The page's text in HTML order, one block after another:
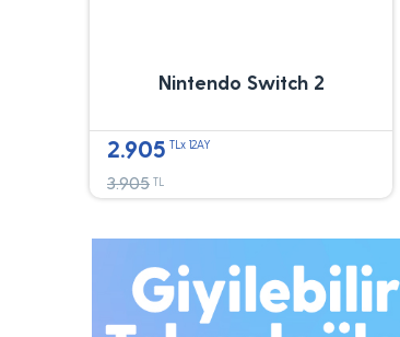
Nintendo Switch 2
2.905 TLx 12AY
3.905 TL